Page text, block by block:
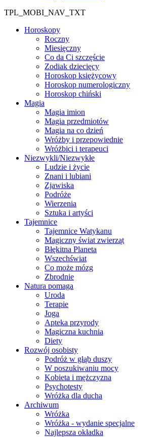
TPL_MOBI_NAV_TXT
Horoskopy
Roczny
Miesięczny
Co da Ci szczęście
Zodiak dziecięcy
Horoskop księżycowy
Horoskop numerologiczny
Horoskop chiński
Magia
Magia imion
Magia przedmiotów
Magia na co dzień
Wróżby i przepowiednie
Wróżbici i terapeuci
Niezwykli/Niezwykłe
Ludzie i życie
Znani i lubiani
Zjawiska
Podróże
Wierzenia
Sztuka i artyści
Tajemnice
Tajemnice Watykanu
Magiczny świat zwierząt
Błękitna Planeta
Wszechświat
Co może mózg
Zbrodnie
Natura pomaga
Uroda
Terapie
Joga
Apteka przyrody
Magiczna kuchnia
Diety
Rozwój osobisty
Podróż w głąb duszy
W poszukiwaniu mocy
Kobieta i mężczyzna
Psychotesty
Wróżka dla ducha
Archiwum
Wróżka
Wróżka - wydanie specjalne
Najlepsza okładka